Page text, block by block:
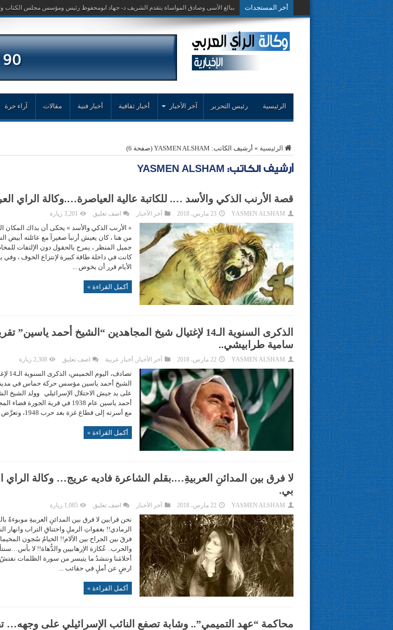
أخر المستجدات حوار حول التجربة النقدية..مح
الرئيسية رئيس التحرير آخر الأخبار أخبار ثقافية أخبار فنية مقالات آراء حرة
الرئيسية » أرشيف الكاتب: YASMEN ALSHAM (صفحة 6)
أرشيف الكاتب: YASMEN ALSHAM
قصة الأرنب الذكي والأسد …. للكاتبة عالية العياصرة….وكالة الراي
YASMEN ALSHAM 23 مارس، 2018 آخر الأخبار اضف تعليق 3,201 زيارة
« الأرنب الذكي والأسد » يحكى أن بذاك المكان
من هنا ، كان يعيش أرنبآ صغيرآ مع عائلته أبيض
جميل المنظر ، يمرح بالحقول دون الإلتفات
كانت في داخلة طاقة كبيرة لإنتزاع الخوف ، وفي
الأيام قرر أن يخوض ...
أكمل القراءة »
الذكرى السنوية الـ14 لإغتيال شيخ المجاهدين “الشيخ أحمد ياسين”
سامية طرابيشي..
YASMEN ALSHAM 22 مارس، 2018 آخر الأخبار , أخبار عربية اضف تعليق 2,308 زيارة
تصادف، اليوم
الشيخ أحمد ياسين مؤسس حركة حماس في
على يد جيش الاحتلال الإسرائيلي وولد الشيخ
أحمد ياسين عام 1938 في قرية الجورة
مع أسرته إلى قطاع غزة بعد حرب 1948، وتعرَّض في ...
أكمل القراءة »
لا فرق بين المدائنِ العربيةِ….بقلم الشاعرة فاديه عريج… وكالة الراي
بي.
YASMEN ALSHAM 22 مارس، 2018 آخر الأخبار اضف تعليق 1,085 زيارة
نحن قرابين لا فرق بين المدائنِ العربيةِ موبوءةً
الرمادي!! بغفواتِ الرملِ واختناقِ التراب وانهار
فرقَ بين الجراح بين الآلام!! الخيامُ سُجون
والحرب.. عُكازة الإرهابيين والدُّهاة!! لا
أحلامَنا وننشدُ ما يتيسر من سورة الظلمات
ارضٍ عن أملٍ في حقائب ...
أكمل القراءة »
محاكمة “عهد التميمي”.. وشابة تصفع النائب الإسرائيلي على وجهه…